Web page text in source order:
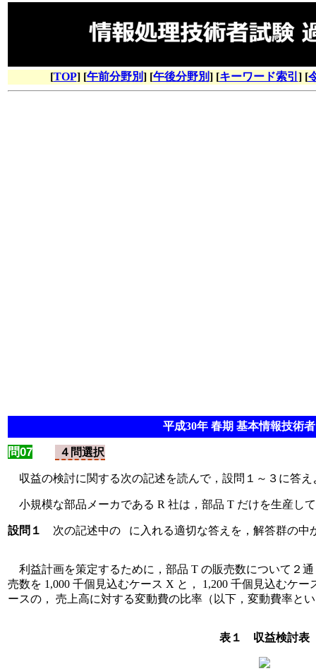
[TOP] [午前分野別] [午後分野別] [キーワード索引 ] [
平成30年 春期 基本情報技術
問07 ４問選択
収益の検討に関する次の記述を読んで，設問１～３に答え
小規模な部品メーカである R 社は，部品 T だけを生産し
設問１ 次の記述中の に入れる適切な答えを，解答群の中
利益計画を策定するために，部品 T の販売数について２
売数を 1,000 千個見込むケース X と， 1,200 千個見込むケ
ースの， 売上高に対する変動費の比率（以下，変動費率と
表１ 収益検討表